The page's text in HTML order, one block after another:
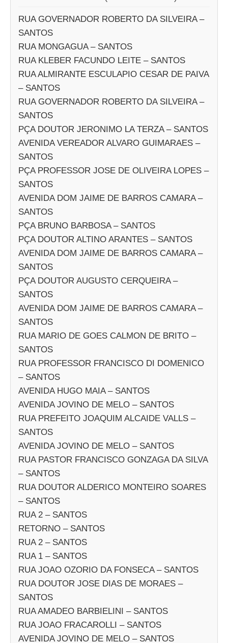
RUA GOVERNADOR ROBERTO DA SILVEIRA –
SANTOS
RUA MONGAGUA – SANTOS
RUA KLEBER FACUNDO LEITE – SANTOS
RUA ALMIRANTE ESCULAPIO CESAR DE PAIVA
– SANTOS
RUA GOVERNADOR ROBERTO DA SILVEIRA –
SANTOS
PÇA DOUTOR JERONIMO LA TERZA – SANTOS
AVENIDA VEREADOR ALVARO GUIMARAES –
SANTOS
PÇA PROFESSOR JOSE DE OLIVEIRA LOPES –
SANTOS
AVENIDA DOM JAIME DE BARROS CAMARA –
SANTOS
PÇA BRUNO BARBOSA – SANTOS
PÇA DOUTOR ALTINO ARANTES – SANTOS
AVENIDA DOM JAIME DE BARROS CAMARA –
SANTOS
PÇA DOUTOR AUGUSTO CERQUEIRA –
SANTOS
AVENIDA DOM JAIME DE BARROS CAMARA –
SANTOS
RUA MARIO DE GOES CALMON DE BRITO –
SANTOS
RUA PROFESSOR FRANCISCO DI DOMENICO
– SANTOS
AVENIDA HUGO MAIA – SANTOS
AVENIDA JOVINO DE MELO – SANTOS
RUA PREFEITO JOAQUIM ALCAIDE VALLS –
SANTOS
AVENIDA JOVINO DE MELO – SANTOS
RUA PASTOR FRANCISCO GONZAGA DA SILVA
– SANTOS
RUA DOUTOR ALDERICO MONTEIRO SOARES
– SANTOS
RUA 2 – SANTOS
RETORNO – SANTOS
RUA 2 – SANTOS
RUA 1 – SANTOS
RUA JOAO OZORIO DA FONSECA – SANTOS
RUA DOUTOR JOSE DIAS DE MORAES –
SANTOS
RUA AMADEO BARBIELINI – SANTOS
RUA JOAO FRACAROLLI – SANTOS
AVENIDA JOVINO DE MELO – SANTOS